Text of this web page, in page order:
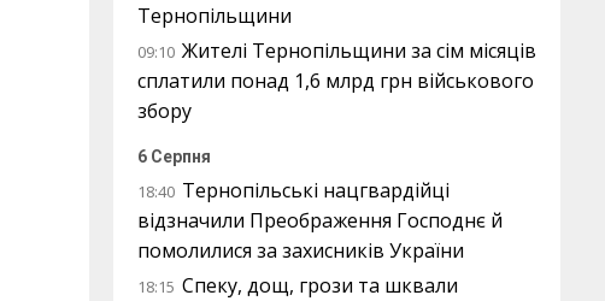
Тернопільщини
09:10 Жителі Тернопільщини за сім місяців
сплатили понад 1,6 млрд грн військового
збору
6 Серпня
18:40 Тернопільські нацгвардійці
відзначили Преображення Господнє й
помолилися за захисників України
18:15 Спеку, дощ, грози та шквали